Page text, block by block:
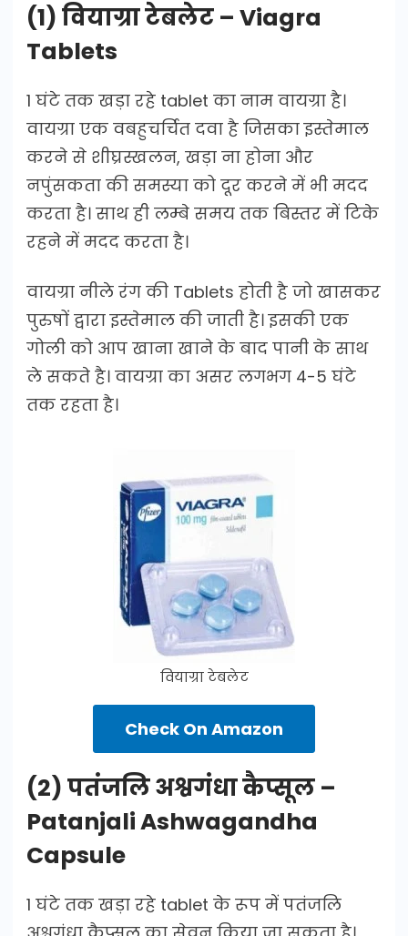
(1) वियाग्रा टेबलेट – Viagra
Tablets
1 घंटे तक खड़ा रहे tablet का नाम वायग्रा है।
वायग्रा एक वबहुचर्चित दवा है जिसका इस्तेमाल
करने से शीघ्रस्खलन, खड़ा ना होना और
नपुंसकता की समस्या को दूर करने में भी मदद
करता है। साथ ही लम्बे समय तक बिस्तर में टिके
रहने में मदद करता है।
वायग्रा नीले रंग की Tablets होती है जो खासकर
पुरुषों द्वारा इस्तेमाल की जाती है। इसकी एक
गोली को आप खाना खाने के बाद पानी के साथ
ले सकते है। वायग्रा का असर लगभग 4-5 घंटे
तक रहता है।
वियाग्रा टेबलेट
Check On Amazon
(2) पतंजलि अश्वगंधा कैप्सूल –
Patanjali Ashwagandha
Capsule
1 घंटे तक खड़ा रहे tablet के रूप में पतंजलि